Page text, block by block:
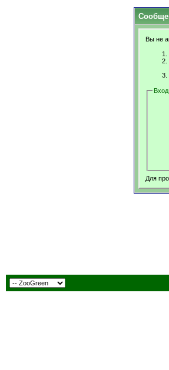
Вы не
Вход
Для